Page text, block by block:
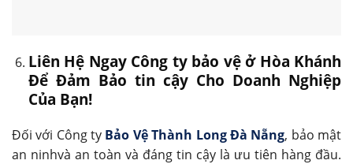
Liên Hệ Ngay Công ty bảo vệ ở Hòa Khánh
Để Đảm Bảo tin cậy Cho Doanh Nghiệp
Của Bạn!
Đối với Công ty Bảo Vệ Thành Long Đà Nẵng, bảo mật
an ninhvà an toàn và đáng tin cậy là ưu tiên hàng đầu.